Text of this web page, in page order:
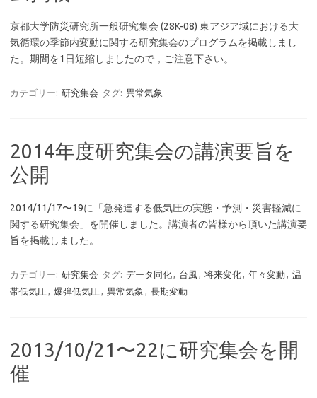
京都大学防災研究所一般研究集会 (28K-08) 東アジア域における大
気循環の季節内変動に関する研究集会のプログラムを掲載しまし
た。期間を1日短縮しましたので，ご注意下さい。
カテゴリー: 研究集会 タグ: 異常気象
2014年度研究集会の講演要旨を
公開
2014/11/17〜19に「急発達する低気圧の実態・予測・災害軽減に
関する研究集会」を開催しました。講演者の皆様から頂いた講演要
旨を掲載しました。
カテゴリー: 研究集会 タグ: データ同化 台風 将来変化 年々変動
温
帯低気圧
爆弾低気圧 異常気象 長期変動
2013/10/21〜22に研究集会を開
催